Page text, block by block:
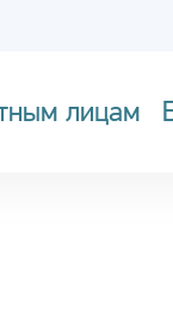
лицам